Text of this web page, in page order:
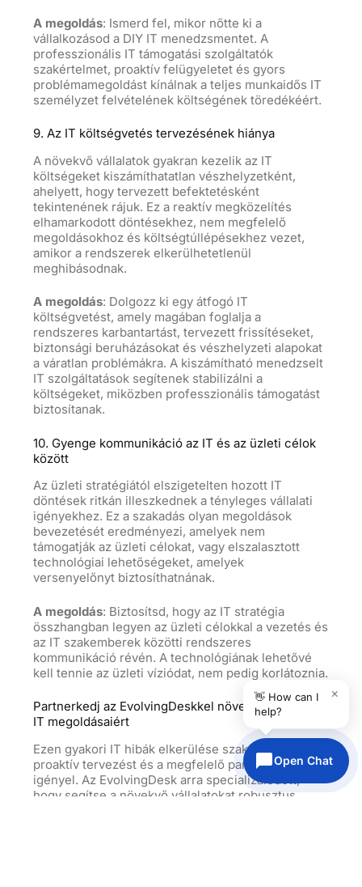
A megoldás: Ismerd fel, mikor nőtte ki a
vállalkozásod a DIY IT menedzsmentet. A
professzionális IT támogatási szolgáltatók
szakértelmet, proaktív felügyeletet és gyors
problémamegoldást kínálnak a teljes munkaidős IT
személyzet felvételének költségének töredékéért.
9. Az IT költségvetés tervezésének hiánya
A növekvő vállalatok gyakran kezelik az IT
költségeket kiszámíthatatlan vészhelyzetként,
ahelyett, hogy tervezett befektetésként
tekintenének rájuk. Ez a reaktív megközelítés
elhamarkodott döntésekhez, nem megfelelő
megoldásokhoz és költségtúllépésekhez vezet,
amikor a rendszerek elkerülhetetlenül
meghibásodnak.
A megoldás: Dolgozz ki egy átfogó IT
költségvetést, amely magában foglalja a
rendszeres karbantartást, tervezett frissítéseket,
biztonsági beruházásokat és vészhelyzeti alapokat
a váratlan problémákra. A kiszámítható menedzselt
IT szolgáltatások segítenek stabilizálni a
költségeket, miközben professzionális támogatást
biztosítanak.
10. Gyenge kommunikáció az IT és az üzleti célok
között
Az üzleti stratégiától elszigetelten hozott IT
döntések ritkán illeszkednek a tényleges vállalati
igényekhez. Ez a szakadás olyan megoldások
bevezetését eredményezi, amelyek nem
támogatják az üzleti célokat, vagy elszalasztott
technológiai lehetőségeket, amelyek
versenyelőnyt biztosíthatnának.
A megoldás: Biztosítsd, hogy az IT stratégia
összhangban legyen az üzleti célokkal a vezetés és
az IT szakemberek közötti rendszeres
kommunikáció révén. A technológiának lehetővé
kell tennie az üzleti víziódat, nem pedig korlátoznia.
Partnerkedj az EvolvingDeskkel növekvő vállalatok
IT megoldásaiért
Ezen gyakori IT hibák elkerülése szakértelmet,
proaktív tervezést és a megfelelő partnerséget
igényel. Az EvolvingDesk arra specializálódott,
hogy segítse a növekvő vállalatokat robusztus,
👋 How can I
help?
×
Open Chat